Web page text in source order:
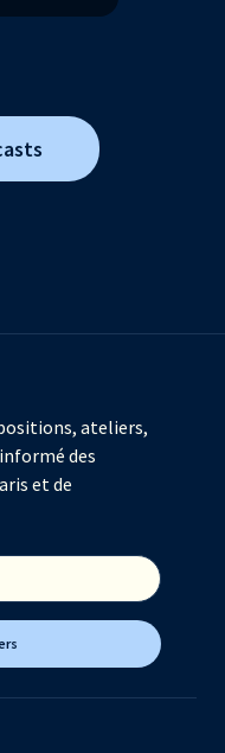
ateliers,
des
et de